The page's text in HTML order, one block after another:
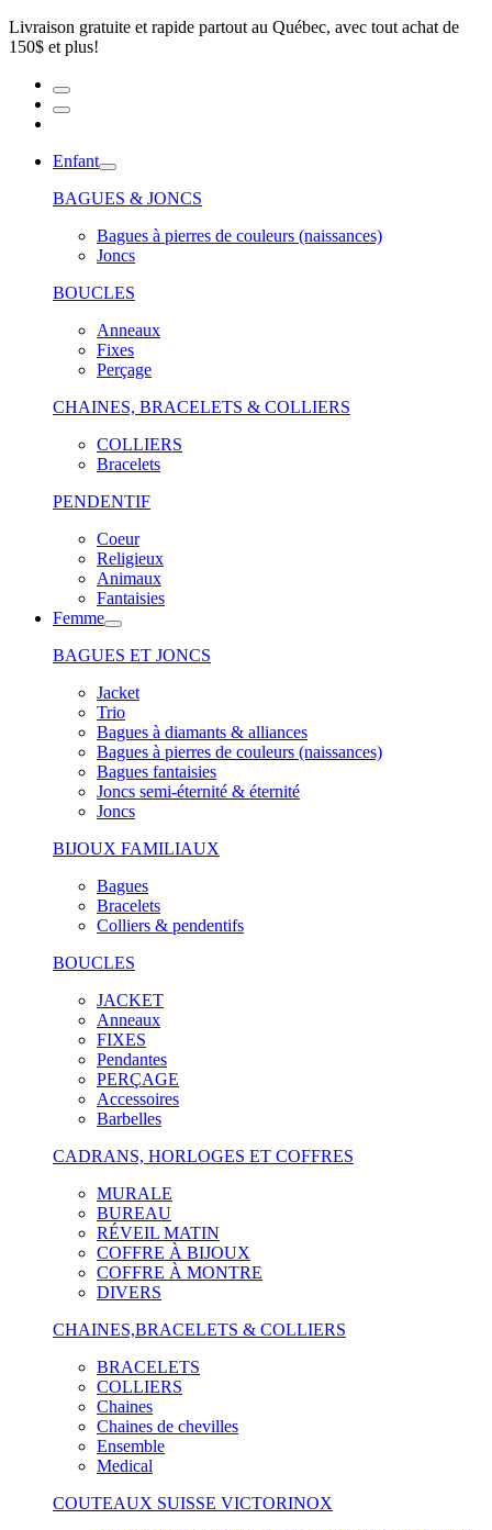
Livraison gratuite et rapide partout au Québec, avec tout achat de
150$ et plus!
Enfant
BAGUES & JONCS
Bagues à pierres de couleurs (naissances)
Joncs
BOUCLES
Anneaux
Fixes
Perçage
CHAINES, BRACELETS & COLLIERS
COLLIERS
Bracelets
PENDENTIF
Coeur
Religieux
Animaux
Fantaisies
Femme
BAGUES ET JONCS
Jacket
Trio
Bagues à diamants & alliances
Bagues à pierres de couleurs (naissances)
Bagues fantaisies
Joncs semi-éternité & éternité
Joncs
BIJOUX FAMILIAUX
Bagues
Bracelets
Colliers & pendentifs
BOUCLES
JACKET
Anneaux
FIXES
Pendantes
PERÇAGE
Accessoires
Barbelles
CADRANS, HORLOGES ET COFFRES
MURALE
BUREAU
RÉVEIL MATIN
COFFRE À BIJOUX
COFFRE À MONTRE
DIVERS
CHAINES,BRACELETS & COLLIERS
BRACELETS
COLLIERS
Chaines
Chaines de chevilles
Ensemble
Medical
COUTEAUX SUISSE VICTORINOX